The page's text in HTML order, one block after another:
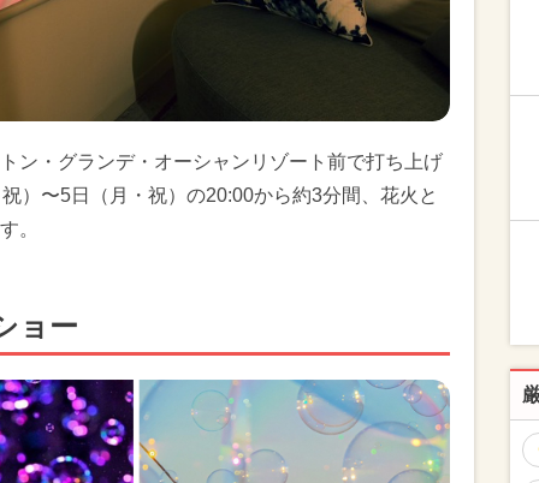
ン・グランデ・オーシャンリゾート前で打ち上げ
）〜5日（月・祝）の20:00から約3分間、花火と
。
ョー